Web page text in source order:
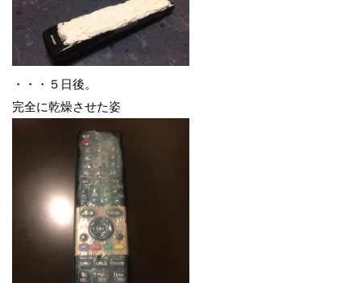
・・・５日後。
完全に乾燥させた姿